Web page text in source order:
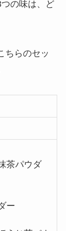
の味は、ど
ちらのセッ
茶パウダ
ー